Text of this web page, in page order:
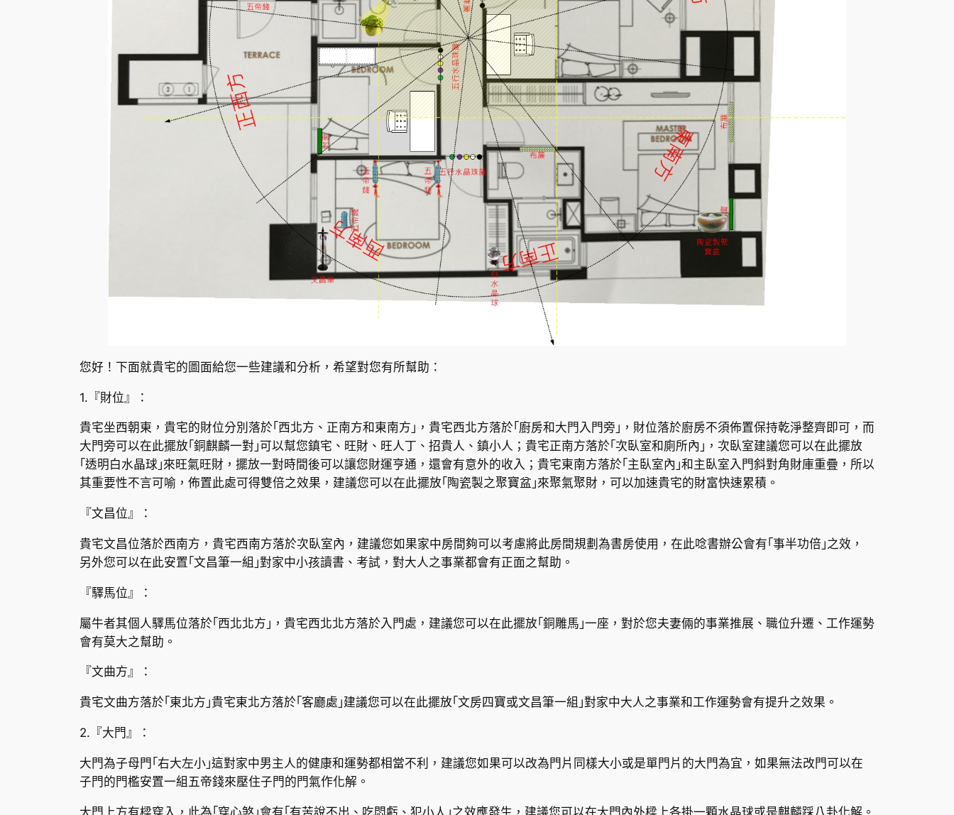
您好！下面就貴宅的圖面給您一些建議和分析，希望對您有所幫助：
1.『財位』：
貴宅坐西朝東，貴宅的財位分別落於｢西北方、正南方和東南方｣，貴宅西北方落於｢廚房和大門入門旁｣，財位落於廚房不須佈置保持乾淨整齊即可，而
大門旁可以在此擺放｢銅麒麟一對｣可以幫您鎮宅、旺財、旺人丁、招貴人、鎮小人；貴宅正南方落於｢次臥室和廁所內｣，次臥室建議您可以在此擺放
｢透明白水晶球｣來旺氣旺財，擺放一對時間後可以讓您財運亨通，還會有意外的收入；貴宅東南方落於｢主臥室內｣和主臥室入門斜對角財庫重疊，所以
其重要性不言可喻，佈置此處可得雙倍之效果，建議您可以在此擺放｢陶瓷製之聚寶盆｣來聚氣聚財，可以加速貴宅的財富快速累積。
『文昌位』：
貴宅文昌位落於西南方，貴宅西南方落於次臥室內，建議您如果家中房間夠可以考慮將此房間規劃為書房使用，在此唸書辦公會有｢事半功倍｣之效，
另外您可以在此安置｢文昌筆一組｣對家中小孩讀書、考試，對大人之事業都會有正面之幫助。
『驛馬位』：
屬牛者其個人驛馬位落於｢西北北方｣，貴宅西北北方落於入門處，建議您可以在此擺放｢銅雕馬｣一座，對於您夫妻倆的事業推展、職位升遷、工作運勢
會有莫大之幫助。
『文曲方』：
貴宅文曲方落於｢東北方｣貴宅東北方落於｢客廳處｣建議您可以在此擺放｢文房四寶或文昌筆一組｣對家中大人之事業和工作運勢會有提升之效果。
2.『大門』：
大門為子母門｢右大左小｣這對家中男主人的健康和運勢都相當不利，建議您如果可以改為門片同樣大小或是單門片的大門為宜，如果無法改門可以在
子門的門檻安置一組五帝錢來壓住子門的門氣作化解。
大門上方有樑穿入，此為｢穿心煞｣會有｢有苦說不出、吃悶虧、犯小人｣之效應發生，建議您可以在大門內外樑上各掛一顆水晶球或是麒麟踩八卦化解。